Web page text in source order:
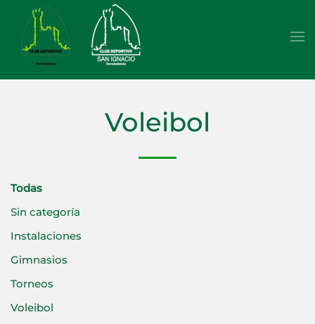
Skip to main content
Voleibol
Todas
Sin categoría
Instalaciones
Gimnasios
Torneos
Voleibol